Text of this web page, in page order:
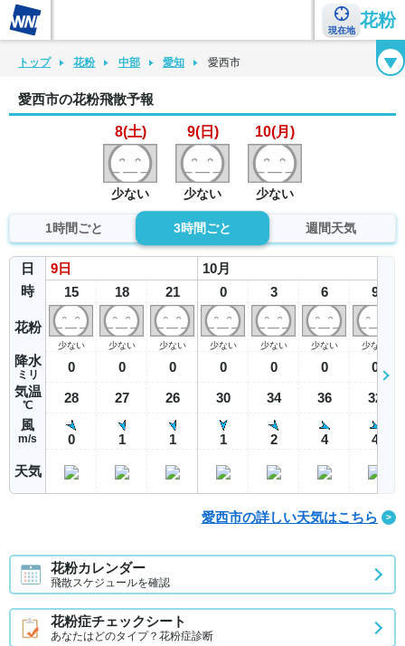
現在地
花粉
花粉カレンダー 花粉図鑑 花粉症チェックシート 花粉症ハンドブック
トップ 花粉 中部 愛知 愛西市
愛西市の花粉飛散予報
8(土)
少ない
9(日)
少ない
10(月)
少ない
1時間ごと 3時間ごと 週間天気
日
時
花粉
降水
ミリ
気温
℃
風
m/s
天気
9 日
15
少ない
0
28
0
18
少ない
0
27
1
21
少ない
0
26
1
10月
0
少ない
0
30
1
3
少ない
0
34
2
6
少ない
0
36
4
9
少ない
0
32
4
愛西市の詳しい天気はこちら
花粉カレンダー
飛散スケジュールを確認
花粉症チェックシート
あなたはどのタイプ？花粉症診断